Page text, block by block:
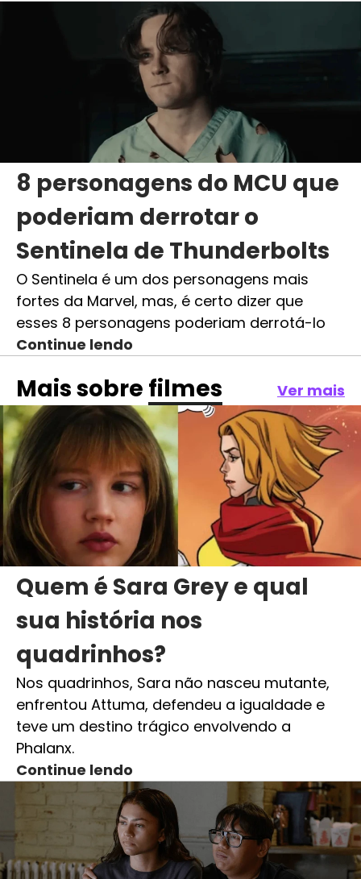
8 personagens do MCU que
poderiam derrotar o
Sentinela de Thunderbolts
O Sentinela é um dos personagens mais
fortes da Marvel, mas, é certo dizer que
esses 8 personagens poderiam derrotá-lo
Continue lendo
Mais sobre filmes Ver mais
Quem é Sara Grey e qual
sua história nos
quadrinhos?
Nos quadrinhos, Sara não nasceu mutante,
enfrentou Attuma, defendeu a igualdade e
teve um destino trágico envolvendo a
Phalanx.
Continue lendo